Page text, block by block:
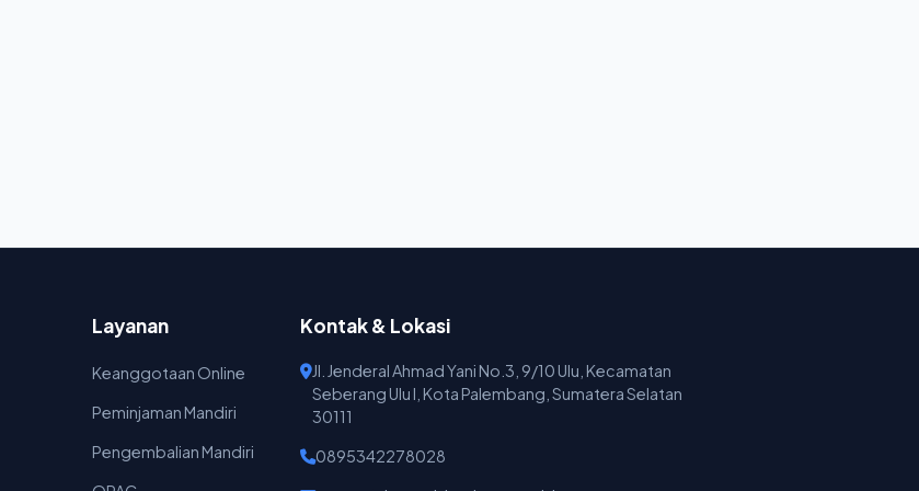
Layanan
Keanggotaan Online
Peminjaman Mandiri
Pengembalian Mandiri
Kontak & Lokasi
Jl. Jenderal Ahmad Yani No.3, 9/10 Ulu, Kecamatan
Seberang Ulu I, Kota Palembang, Sumatera Selatan
30111
0895342278028